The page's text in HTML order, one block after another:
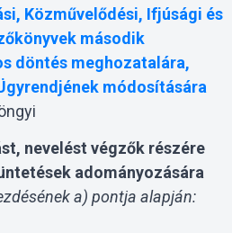
Közművelődési, Ifjúsági és
második
döntés meghozatalára,
módosítására
nevelést végzők részére
adományozására
a) pontja alapján: